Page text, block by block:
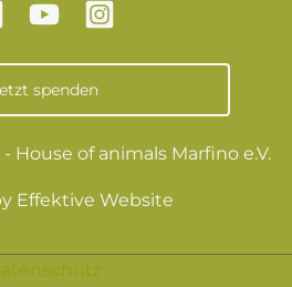
spenden
House of animals Marfino e.V.
Effektive Website